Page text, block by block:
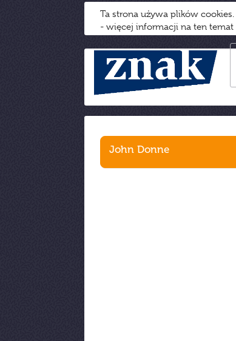
Ta strona używa plików
- więcej informacji na ten temat
John Donne